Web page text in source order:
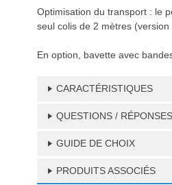
Optimisation du transport : le
seul colis de 2 mètres (version
En option, bavette avec
CARACTÉRISTIQUES
QUESTIONS / RÉPONSES
GUIDE DE CHOIX
PRODUITS ASSOCIÉS